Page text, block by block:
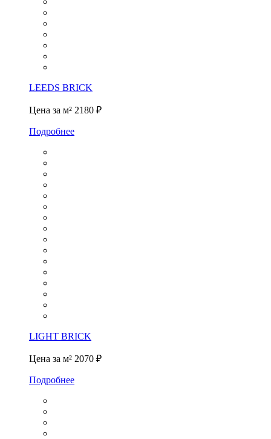
LEEDS BRICK
Цена за м² 2180 ₽
Подробнее
LIGHT BRICK
Цена за м² 2070 ₽
Подробнее